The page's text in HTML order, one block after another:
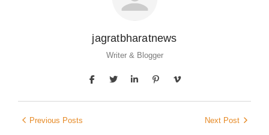
jagratbharatnews
Writer & Blogger
Previous Posts Next Post